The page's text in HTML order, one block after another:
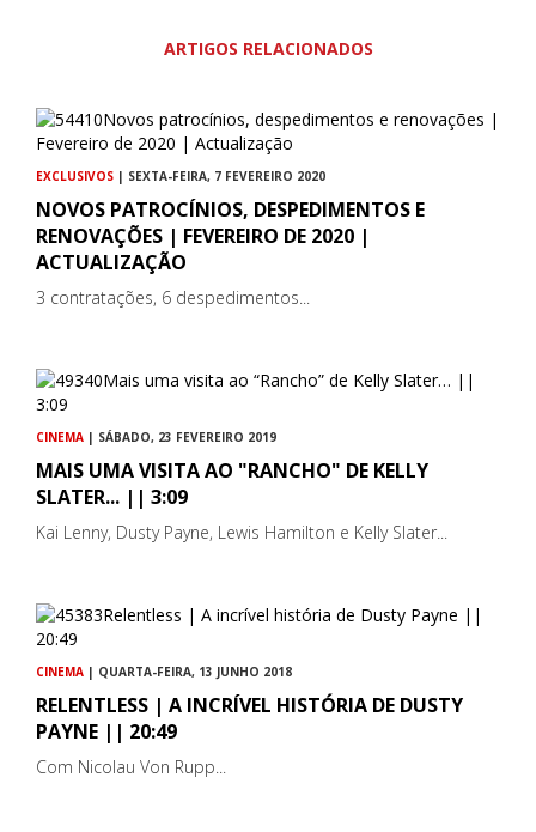
ARTIGOS RELACIONADOS
EXCLUSIVOS | SEXTA-FEIRA, 7 FEVEREIRO 2020
NOVOS PATROCÍNIOS, DESPEDIMENTOS E
RENOVAÇÕES | FEVEREIRO DE 2020 |
ACTUALIZAÇÃO
3 contratações, 6 despedimentos...
CINEMA | SÁBADO, 23 FEVEREIRO 2019
MAIS UMA VISITA AO "RANCHO" DE KELLY
SLATER... || 3:09
Kai Lenny, Dusty Payne, Lewis Hamilton e Kelly Slater...
CINEMA | QUARTA-FEIRA, 13 JUNHO 2018
RELENTLESS | A INCRÍVEL HISTÓRIA DE DUSTY
PAYNE || 20:49
Com Nicolau Von Rupp...